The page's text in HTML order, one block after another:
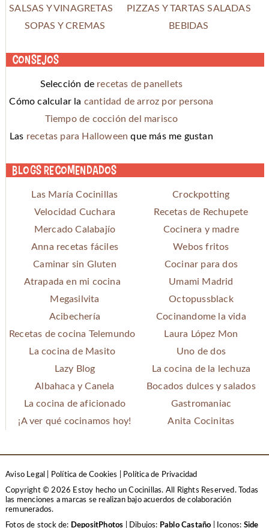
SALSAS Y VINAGRETAS
PIZZAS Y TARTAS SALADAS
SOPAS Y CREMAS
BEBIDAS
Consejos
Selección de recetas de panellets
Cómo calcular la cantidad de arroz por persona
Tiempo de cocción del marisco
Las recetas para Halloween que más me gustan
Blogs recomendados
Las María Cocinillas
Crockpotting
Velocidad Cuchara
Recetas de Rechupete
Mercado Calabajío
Cocinera y madre
Anna recetas fáciles
Webos fritos
Caminar sin Gluten
Cocinar para dos
Atrapada en mi cocina
Umami Madrid
Megasilvita
Octopussblack
Acibechería
Cocinandome la vida
Recetas de cocina Telemundo
Laura López Mon
La cocina de Masito
Uno de dos
Lazy Blog
La cocina de la lechuza
Albahaca y Canela
Bocados dulces y salados
La cocina de aficionado
Gastromaniac
¡A ver qué cocinamos hoy!
Anita Cocinitas
Aviso Legal Política de Cookies
Política de Privacidad
Copyright © 2026 Estoy hecho un Cocinillas. All Rights Reserved.Todas
las menciones a marcas se realizan bajo acuerdos de colaboración
remunerados.
Fotos de stock de: DepositPhotos | Dibujos: Pablo Castaño | Iconos: Side